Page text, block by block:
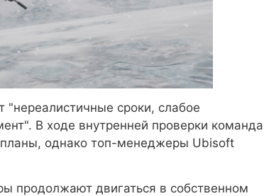
сроки, слабое
В ходе внутренней проверки команда
однако топ-менеджеры Ubisoft
продолжают двигаться в собственном